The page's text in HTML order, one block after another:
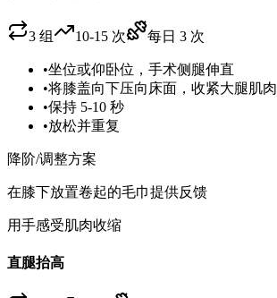
3 组 10-15 次 每日 3 次
•坐位或仰卧位，手术侧腿伸直
•将膝盖向下压向床面，收紧大腿肌肉
•保持 5-10 秒
•放松并重复
降阶/调整方案
在膝下放置卷起的毛巾提供反馈
用手感受肌肉收缩
直腿抬高